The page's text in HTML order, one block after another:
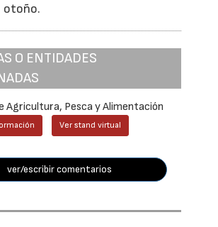
otoño.
O ENTIDADES
Agricultura, Pesca y Alimentación
Ver stand virtual
ver/escribir comentarios